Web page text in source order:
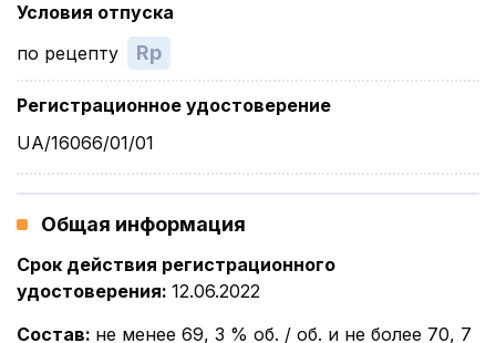
Условия отпуска
по рецепту
Rp
Регистрационное удостоверение
UA/16066/01/01
Общая информация
Срок действия регистрационного
удостоверения: 12.06.2022
Состав: не менее 69, 3 % об. / об. и не более 70, 7